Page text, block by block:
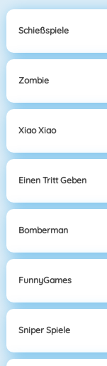
Schießspiele
Zombie
Xiao Xiao
Einen Tritt Geben
Bomberman
FunnyGames
Sniper Spiele